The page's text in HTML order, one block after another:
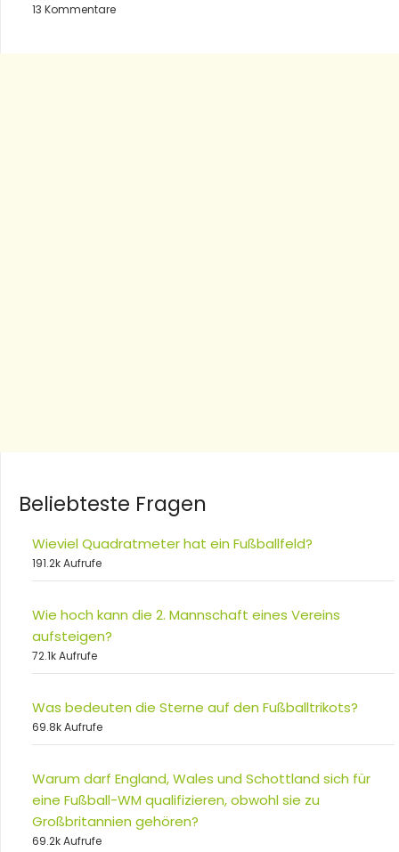
13 Kommentare
Beliebteste Fragen
Wieviel Quadratmeter hat ein Fußballfeld?
191.2k Aufrufe
Wie hoch kann die 2. Mannschaft eines Vereins
aufsteigen?
72.1k Aufrufe
Was bedeuten die Sterne auf den Fußballtrikots?
69.8k Aufrufe
Warum darf England, Wales und Schottland sich für
eine Fußball-WM qualifizieren, obwohl sie zu
Großbritannien gehören?
69.2k Aufrufe